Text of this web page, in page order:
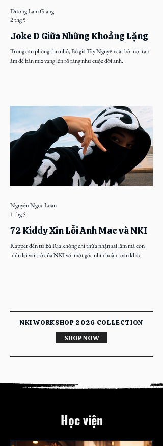
Joke D Giữa Những Khoảng Lặng
Trong căn phòng thu nhỏ, Bố già Tây Nguyên cắt bỏ mọi tạp
âm để bản mix vang lên rõ ràng như cuộc đời anh.
Dương Lam Giang
2 thg 5
72 Kiddy Xin Lỗi Anh Mac và NKI
Rapper đến từ Bà Rịa không chỉ thừa nhận sai lầm mà còn
nhìn lại vai trò của NKI với một góc nhìn hoàn toàn khác.
Nguyễn Ngọc Loan
1 thg 5
​NKI WORKSHOP 2026 COLLECTION
SHOP NOW
Học viện